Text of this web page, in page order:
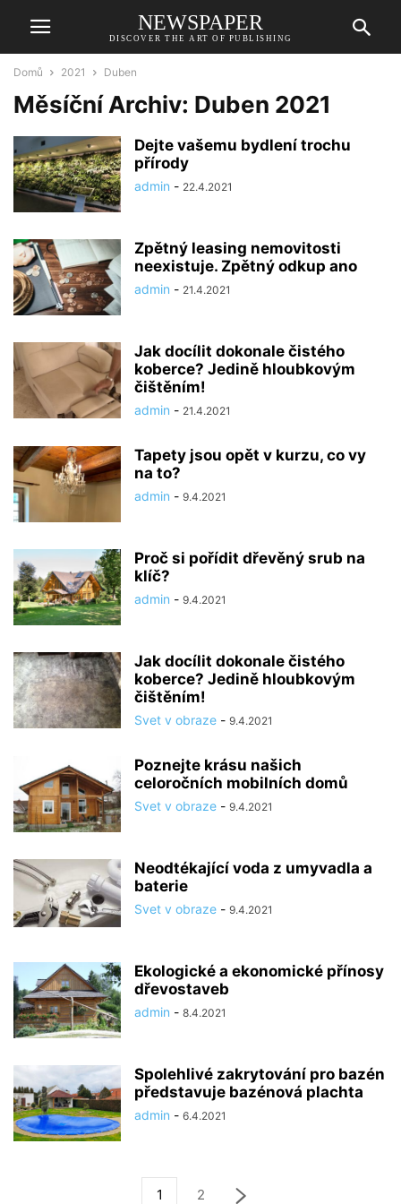
NEWSPAPER
DISCOVER THE ART OF PUBLISHING
Domů 2021 Duben
Měsíční Archiv: Duben 2021
Dejte vašemu bydlení trochu
přírody
admin - 22.4.2021
Zpětný leasing nemovitosti
neexistuje. Zpětný odkup ano
admin - 21.4.2021
Jak docílit dokonale čistého
koberce? Jedině hloubkovým
čištěním!
admin - 21.4.2021
Tapety jsou opět v kurzu, co vy
na to?
admin - 9.4.2021
Proč si pořídit dřevěný srub na
klíč?
admin - 9.4.2021
Jak docílit dokonale čistého
koberce? Jedině hloubkovým
čištěním!
Svet v obraze - 9.4.2021
Poznejte krásu našich
celoročních mobilních domů
Svet v obraze - 9.4.2021
Neodtékající voda z umyvadla a
baterie
Svet v obraze - 9.4.2021
Ekologické a ekonomické přínosy
dřevostaveb
admin - 8.4.2021
Spolehlivé zakrytování pro bazén
představuje bazénová plachta
admin - 6.4.2021
1 2